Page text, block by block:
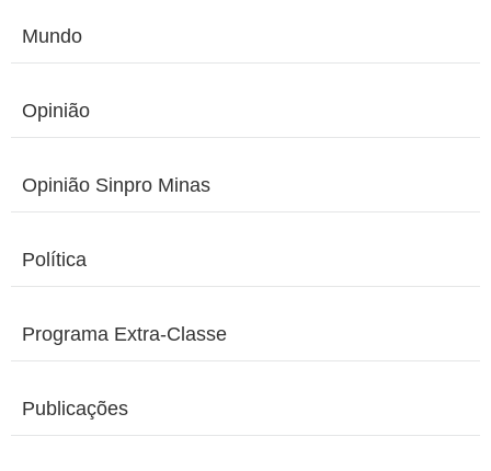
Mundo
Opinião
Opinião Sinpro Minas
Política
Programa Extra-Classe
Publicações